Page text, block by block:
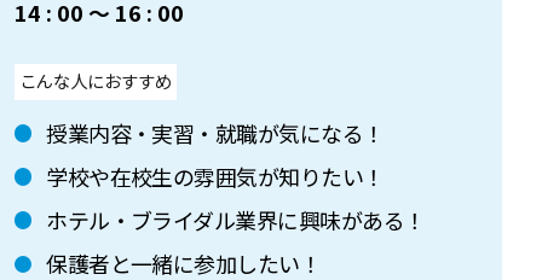
14 : 00 〜 16 : 00
こんな人におすすめ
授業内容・実習・就職が気になる！
学校や在校生の雰囲気が知りたい！
ホテル・ブライダル業界に興味がある！
保護者と一緒に参加したい！